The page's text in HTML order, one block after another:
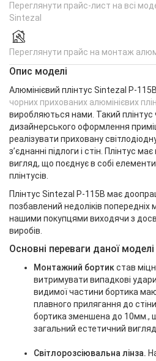
Переглянути прайс-лист на всі
Sintezal
Переглянути прайс на монтаж
Опис моделі
Алюмінієвий плінтус Sintezal P-
чорних прихованих алюмінієвих
виробляються нами. Такий
дизайнерського оформлення
реалізувати приховану
з’єднанні підлоги і стін. Плінтус
вигляд, що поєднує в собі
плінтусів.
Плінтус Sintezal Р-115В має
позбавлений недоліків
нашими покупцями виходячи з
виробів.
Основні переваги даної моделі
Монтажний бортикстав
витримувати випадкові
видимої частини бортика
плавного прилягання до
бортика зменшена до 10мм.,
загальний естетичний
Світлорозсіювальна лінза.